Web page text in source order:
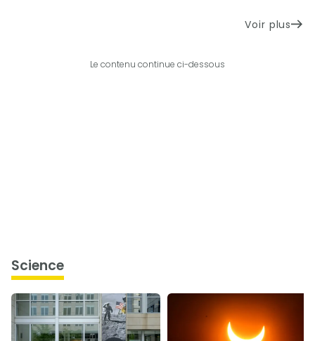
Voir plus
Le contenu continue ci-dessous
science